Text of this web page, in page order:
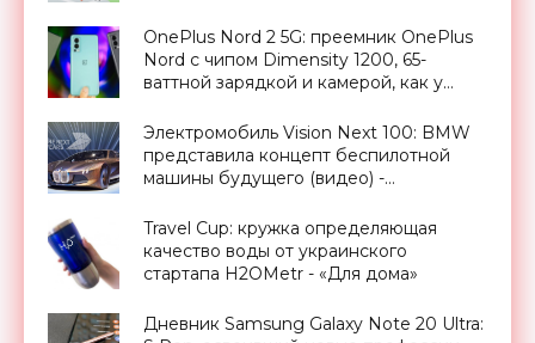
OnePlus Nord 2 5G: преемник OnePlus
Nord с чипом Dimensity 1200, 65-
ваттной зарядкой и камерой, как у
Электромобиль Vision Next 100: BMW
представила концепт беспилотной
машины будущего (видео) -
Travel Cup: кружка определяющая
качество воды от украинского
стартапа H2OMetr - «Для дома»
Дневник Samsung Galaxy Note 20 Ultra: